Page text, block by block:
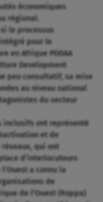
économiques
régional.
le processus
pour le
en Afrique PDDAA
Development
peu consultatif, sa mise
au niveau national
du secteur
inclusifs ont représenté
et de
qui ont
d’interlocuteurs
a connu la
de
de l’Ouest (Roppa)